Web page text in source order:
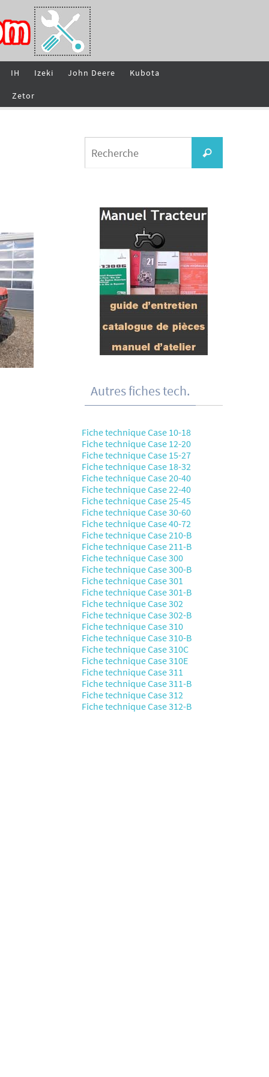
IH Izeki John Deere Kubota
Zetor
Recherche
Autres fiches tech.
Fiche technique Case 10-18
Fiche technique Case 12-20
Fiche technique Case 15-27
Fiche technique Case 18-32
Fiche technique Case 20-40
Fiche technique Case 22-40
Fiche technique Case 25-45
Fiche technique Case 30-60
Fiche technique Case 40-72
Fiche technique Case 210-B
Fiche technique Case 211-B
Fiche technique Case 300
Fiche technique Case 300-B
Fiche technique Case 301
Fiche technique Case 301-B
Fiche technique Case 302
Fiche technique Case 302-B
Fiche technique Case 310
Fiche technique Case 310-B
Fiche technique Case 310C
Fiche technique Case 310E
Fiche technique Case 311
Fiche technique Case 311-B
Fiche technique Case 312
Fiche technique Case 312-B